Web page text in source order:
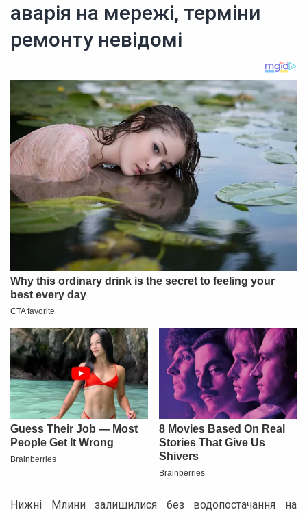
аварія на мережі, терміни
ремонту невідомі
Нижні Млини залишилися без водопостачання на